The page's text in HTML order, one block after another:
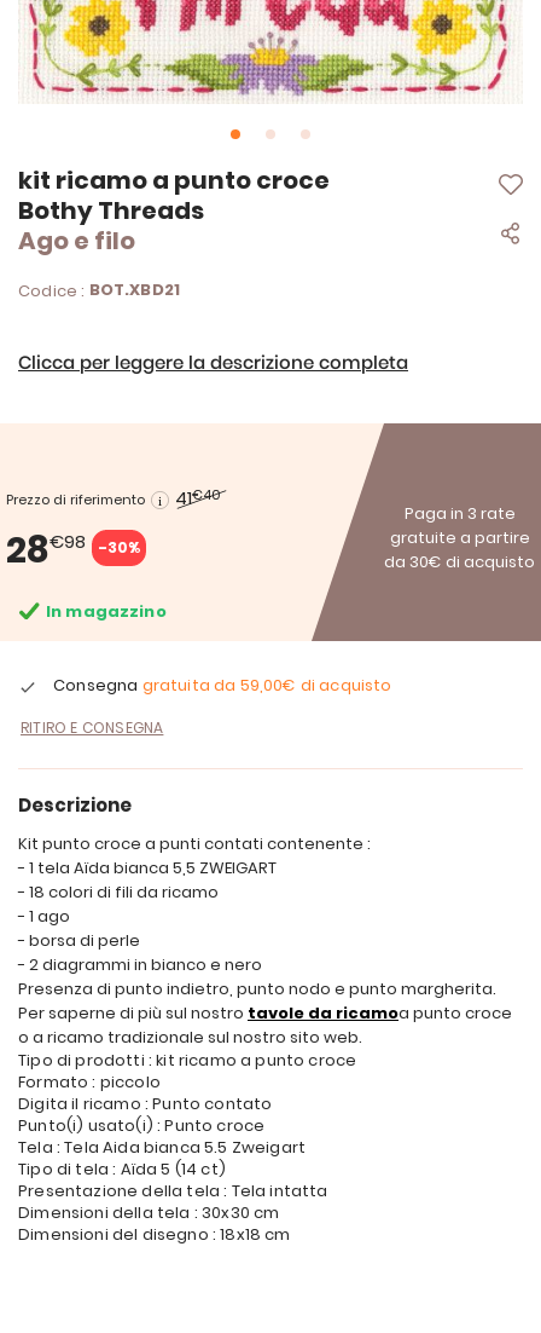
kit ricamo a punto croce
Bothy Threads
Ago e filo
Codice : BOT.XBD21
Clicca per leggere la descrizione completa
Prezzo di riferimento 41€40
28€98 -30%
Paga in 3 rate
gratuite a partire
da 30€ di acquisto
In magazzino
Consegna gratuita da 59,00€ di acquisto
RITIRO E CONSEGNA
Vai
all'inizio
della
galleria
immagini
Descrizione
Kit punto croce a punti contati contenente :
- 1 tela Aïda bianca 5,5 ZWEIGART
- 18 colori di fili da ricamo
- 1 ago
- borsa di perle
- 2 diagrammi in bianco e nero
Presenza di punto indietro, punto nodo e punto margherita.
Per saperne di più sul nostro tavole da ricamoa punto croce
o a ricamo tradizionale sul nostro sito web.
Tipo di prodotti : kit ricamo a punto croce
Formato : piccolo
Digita il ricamo : Punto contato
Punto(i) usato(i) : Punto croce
Tela : Tela Aida bianca 5.5 Zweigart
Tipo di tela : Aïda 5 (14 ct)
Presentazione della tela : Tela intatta
Dimensioni della tela : 30x30 cm
Dimensioni del disegno : 18x18 cm